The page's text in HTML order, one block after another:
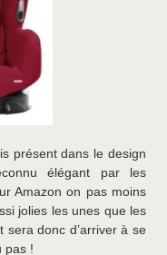
présent dans le design
élégant par les
Amazon on pas moins
jolies les unes que les
donc d’arriver à se
pas !